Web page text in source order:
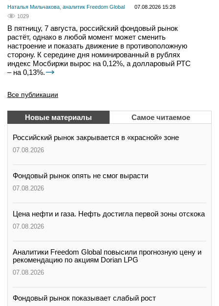
Наталья Мильчакова, аналитик Freedom Global
07.08.2026 15:28
1029
В пятницу, 7 августа, российский фондовый рынок
растёт, однако в любой момент может сменить
настроение и показать движение в противоположную
сторону. К середине дня номинированный в рублях
индекс Мосбиржи вырос на 0,12%, а долларовый РТС
– на 0,13%.
Все публикации
Новые материалы Самое читаемое
Российский рынок закрывается в «красной» зоне
07.08.2026
Фондовый рынок опять не смог вырасти
07.08.2026
Цена нефти и газа. Нефть достигла первой зоны отскока
07.08.2026
Аналитики Freedom Global повысили прогнозную цену и
рекомендацию по акциям Dorian LPG
07.08.2026
Фондовый рынок показывает слабый рост